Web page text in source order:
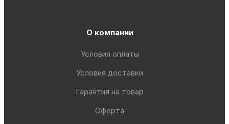
О компании
Условия оплаты
Условия доставки
Гарантия на товар
Оферта